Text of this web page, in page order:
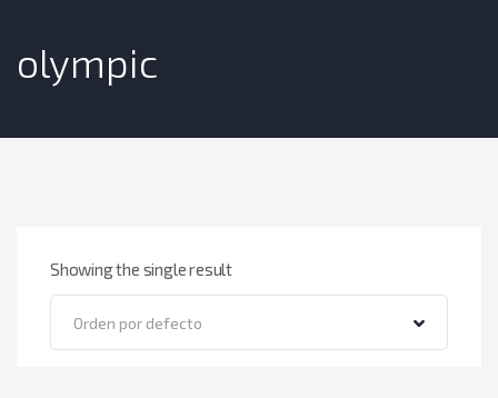
olympic
Showing the single result
Orden por defecto